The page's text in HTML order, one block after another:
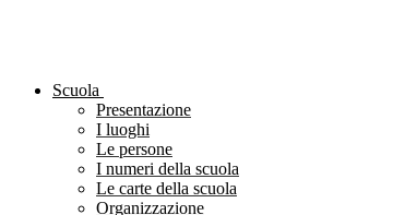
Scuola
Presentazione
I luoghi
Le persone
I numeri della scuola
Le carte della scuola
Organizzazione